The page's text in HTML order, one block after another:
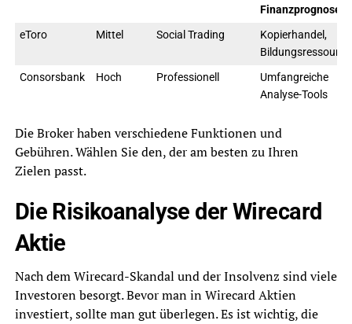
Finanzprognose
eToro
Mittel Social Trading
Kopierhandel,
Consorsbank
Hoch Professionell
Umfangreiche
Analyse-Tools
Die Broker haben verschiedene Funktionen und
Gebühren. Wählen Sie den, der am besten zu Ihren
Zielen passt.
Die Risikoanalyse der Wirecard
Aktie
Nach dem Wirecard-Skandal und der Insolvenz sind viele
Investoren besorgt. Bevor man in Wirecard Aktien
investiert, sollte man gut überlegen. Es ist wichtig, die